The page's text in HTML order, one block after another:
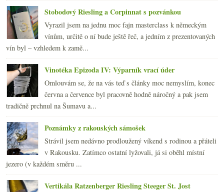
Stobodový Riesling a Corpinnat s pozvánkou
Vyrazil jsem na jednu moc fajn masterclass k německým
vínům, určitě o ní bude ještě řeč, a jedním z prezentovaných
vín byl – vzhledem k zamě...
Vinotéka Epizoda IV: Výparník vrací úder
Omlouvám se, že na vás teď s články moc nemyslím, konec
června a července byl pracovně hodně náročný a pak jsem
tradičně prchnul na Šumavu a...
Poznámky z rakouských sámošek
Strávil jsem nedávno prodloužený víkend s rodinou a přáteli
v Rakousku. Zatímco ostatní lyžovali, já si oběhl místní
jezero (v každém směru ...
Vertikála Ratzenberger Riesling Steeger St. Jost